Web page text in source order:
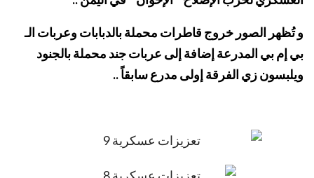
و تُظهر الصور خروج قاطرات محملة بالدبابات وعربات الـ
بي إم بي المدرعة إضافة إلى عربات جند محملة بالجنود
ويلبسون زي الفرقة إولى مدرع سابقاً ..